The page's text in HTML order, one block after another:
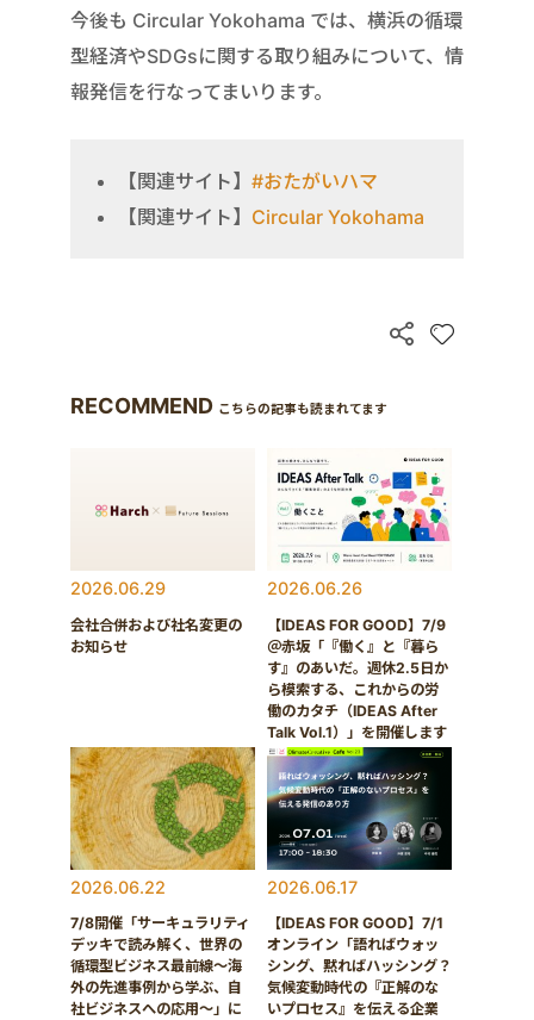
今後も Circular Yokohama では、横浜の循環
型経済やSDGsに関する取り組みについて、情
報発信を行なってまいります。
【関連サイト】 #おたがいハマ
【関連サイト】 Circular Yokohama
RECOMMEND こちらの記事も読まれてます
2026.06.29
会社合併および社名変更の
お知らせ
2026.06.26
【IDEAS FOR GOOD】7/9
＠赤坂「『働く』と『暮ら
す』のあいだ。週休2.5日か
ら模索する、これからの労
働のカタチ（IDEAS After
Talk Vol.1）」を開催します
2026.06.22
7/8開催「サーキュラリティ
デッキで読み解く、世界の
循環型ビジネス最前線〜海
外の先進事例から学ぶ、自
社ビジネスへの応用〜」に
2026.06.17
【IDEAS FOR GOOD】7/1
オンライン「語ればウォッ
シング、黙ればハッシング？
気候変動時代の『正解のな
いプロセス』を伝える企業